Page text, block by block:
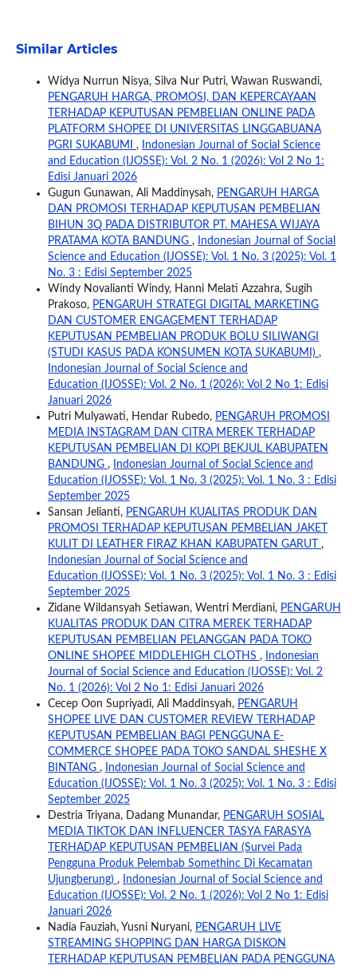
Similar Articles
Widya Nurrun Nisya, Silva Nur Putri, Wawan Ruswandi,
PENGARUH HARGA, PROMOSI, DAN KEPERCAYAAN
TERHADAP KEPUTUSAN PEMBELIAN ONLINE PADA
PLATFORM SHOPEE DI UNIVERSITAS LINGGABUANA
PGRI SUKABUMI ,
Indonesian Journal of Social Science
and Education (IJOSSE): Vol. 2 No. 1 (2026): Vol 2 No 1:
Edisi Januari 2026
Gugun Gunawan, Ali Maddinysah, PENGARUH HARGA
DAN PROMOSI TERHADAP KEPUTUSAN PEMBELIAN
BIHUN 3Q PADA DISTRIBUTOR PT. MAHESA WIJAYA
PRATAMA KOTA BANDUNG ,
Indonesian Journal of Social
Science and Education (IJOSSE): Vol. 1 No. 3 (2025): Vol. 1
No. 3 : Edisi September 2025
Windy Novalianti Windy, Hanni Melati Azzahra, Sugih
Prakoso, PENGARUH STRATEGI DIGITAL MARKETING
DAN CUSTOMER ENGAGEMENT TERHADAP
KEPUTUSAN PEMBELIAN PRODUK BOLU SILIWANGI
(STUDI KASUS PADA KONSUMEN KOTA SUKABUMI) ,
Indonesian Journal of Social Science and
Education (IJOSSE): Vol. 2 No. 1 (2026): Vol 2 No 1: Edisi
Januari 2026
Putri Mulyawati, Hendar Rubedo, PENGARUH PROMOSI
MEDIA INSTAGRAM DAN CITRA MEREK TERHADAP
KEPUTUSAN PEMBELIAN DI KOPI BEKJUL KABUPATEN
BANDUNG ,
Indonesian Journal of Social Science and
Education (IJOSSE): Vol. 1 No. 3 (2025): Vol. 1 No. 3 : Edisi
September 2025
Sansan Jelianti, PENGARUH KUALITAS PRODUK DAN
PROMOSI TERHADAP KEPUTUSAN PEMBELIAN JAKET
KULIT DI LEATHER FIRAZ KHAN KABUPATEN GARUT ,
Indonesian Journal of Social Science and
Education (IJOSSE): Vol. 1 No. 3 (2025): Vol. 1 No. 3 : Edisi
September 2025
Zidane Wildansyah Setiawan, Wentri Merdiani, PENGARUH
KUALITAS PRODUK DAN CITRA MEREK TERHADAP
KEPUTUSAN PEMBELIAN PELANGGAN PADA TOKO
ONLINE SHOPEE MIDDLEHIGH CLOTHS ,
Indonesian
Journal of Social Science and Education (IJOSSE): Vol. 2
No. 1 (2026): Vol 2 No 1: Edisi Januari 2026
Cecep Oon Supriyadi, Ali Maddinsyah, PENGARUH
SHOPEE LIVE DAN CUSTOMER REVIEW TERHADAP
KEPUTUSAN PEMBELIAN BAGI PENGGUNA E-
COMMERCE SHOPEE PADA TOKO SANDAL SHESHE X
BINTANG ,
Indonesian Journal of Social Science and
Education (IJOSSE): Vol. 1 No. 3 (2025): Vol. 1 No. 3 : Edisi
September 2025
Destria Triyana, Dadang Munandar, PENGARUH SOSIAL
MEDIA TIKTOK DAN INFLUENCER TASYA FARASYA
TERHADAP KEPUTUSAN PEMBELIAN (Survei Pada
Pengguna Produk Pelembab Somethinc Di Kecamatan
Ujungberung) ,
Indonesian Journal of Social Science and
Education (IJOSSE): Vol. 2 No. 1 (2026): Vol 2 No 1: Edisi
Januari 2026
Nadia Fauziah, Yusni Nuryani, PENGARUH LIVE
STREAMING SHOPPING DAN HARGA DISKON
TERHADAP KEPUTUSAN PEMBELIAN PADA PENGGUNA